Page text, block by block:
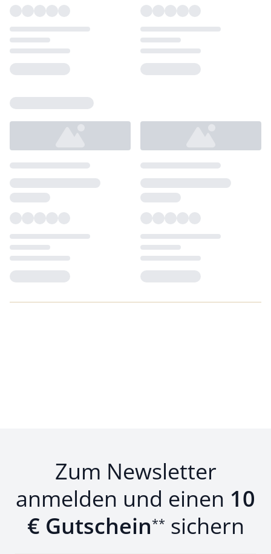
Zum Newsletter
anmelden und einen 10
€ Gutschein** sichern